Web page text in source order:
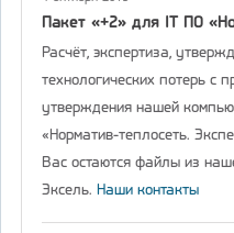
Пакет «+2» для IT ПО
Расчёт, экспертиза,
технологических потерь с
утверждения нашей
«Норматив-теплосеть.
Вас остаются файлы из
Эксель. Наши контакты